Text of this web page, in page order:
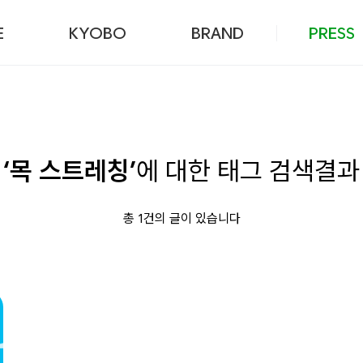
KYOBO BRAND PRESS
‘목 스트레칭’에 대한 태그 검색결과
총 1건의 글이 있습니다